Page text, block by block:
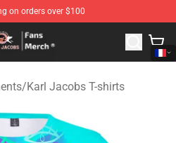
on orders over $100
Karl Jacobs Merchandise
/Karl Jacobs T-shirts